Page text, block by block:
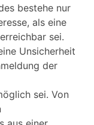
bestehe nur
als eine
sei.
Unsicherheit
der
sei. Von